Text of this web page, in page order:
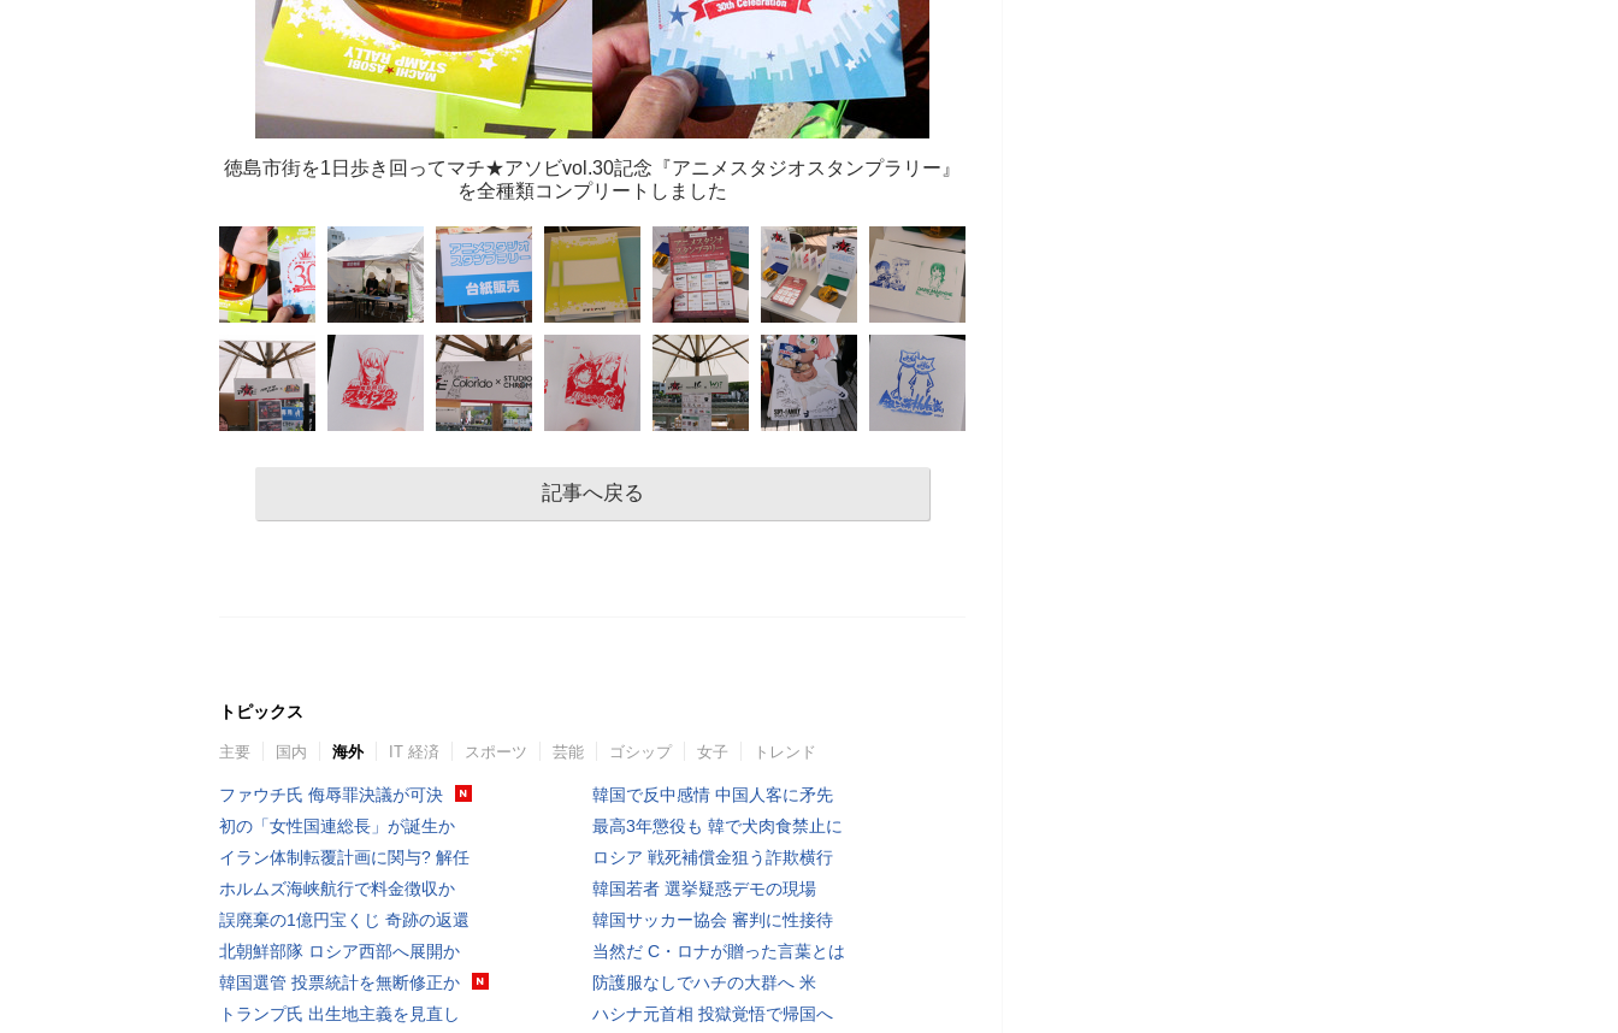
徳島市街を1日歩き回ってマチ★アソビvol.30記念『アニメスタジオスタンプラリー』
を全種類コンプリートしました
記事へ戻る
トピックス
主要 国内 海外 IT 経済 スポーツ 芸能 ゴシップ 女子 トレンド
ファウチ氏 侮辱罪決議が可決
初の「女性国連総長」が誕生か
イラン体制転覆計画に関与? 解任
ホルムズ海峡航行で料金徴収か
誤廃棄の1億円宝くじ 奇跡の返還
北朝鮮部隊 ロシア西部へ展開か
韓国選管 投票統計を無断修正か
トランプ氏 出生地主義を見直し
韓国で反中感情 中国人客に矛先
最高3年懲役も 韓で犬肉食禁止に
ロシア 戦死補償金狙う詐欺横行
韓国若者 選挙疑惑デモの現場
韓国サッカー協会 審判に性接待
当然だ C・ロナが贈った言葉とは
防護服なしでハチの大群へ 米
ハシナ元首相 投獄覚悟で帰国へ